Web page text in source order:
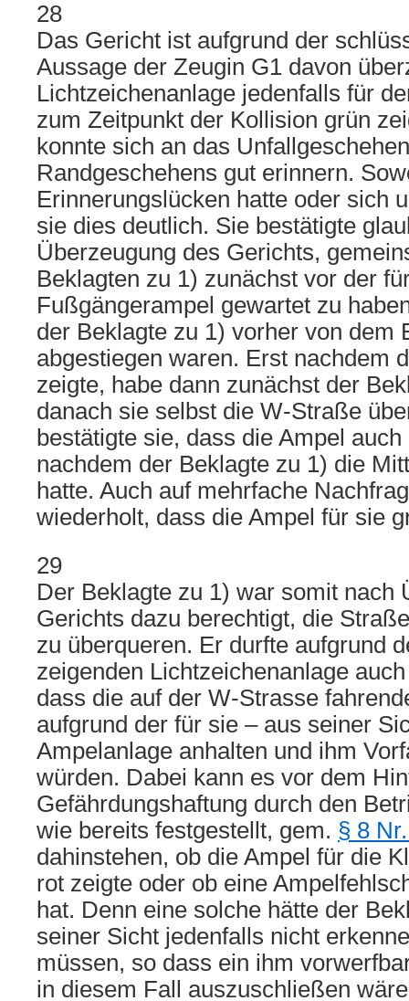
28
Das Gericht ist aufgrund der
Aussage der Zeugin G1 davon
Lichtzeichenanlage jedenfalls für
zum Zeitpunkt der Kollision grün
konnte sich an das
Randgeschehens gut erinnern.
Erinnerungslücken hatte oder sich
sie dies deutlich. Sie bestätigte
Überzeugung des Gerichts,
Beklagten zu 1) zunächst vor der
Fußgängerampel gewartet zu
der Beklagte zu 1) vorher von dem
abgestiegen waren. Erst nachdem
zeigte, habe dann zunächst der
danach sie selbst die W-Straße
bestätigte sie, dass die Ampel
nachdem der Beklagte zu 1) die
hatte. Auch auf mehrfache
wiederholt, dass die Ampel für sie
29
Der Beklagte zu 1) war somit nach
Gerichts dazu berechtigt, die
zu überqueren. Er durfte aufgrund
zeigenden Lichtzeichenanlage
dass die auf der W-Strasse
aufgrund der für sie – aus seiner
Ampelanlage anhalten und ihm
würden. Dabei kann es vor dem
Gefährdungshaftung durch den
wie bereits festgestellt, gem. § 8
dahinstehen, ob die Ampel für die
rot zeigte oder ob eine
hat. Denn eine solche hätte der
seiner Sicht jedenfalls nicht
müssen, so dass ein ihm
in diesem Fall auszuschließen